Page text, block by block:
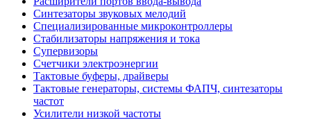
Синтезаторы звуковых мелодий
Специализированные микроконтроллеры
Стабилизаторы напряжения и тока
Супервизоры
Счетчики электроэнергии
Тактовые буферы, драйверы
Тактовые генераторы, системы ФАПЧ, синтезаторы
частот
Усилители низкой частоты